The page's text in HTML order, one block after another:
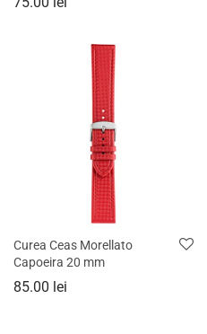
Curea Ceas Morellato
Capoeira 20 mm
85.00 lei